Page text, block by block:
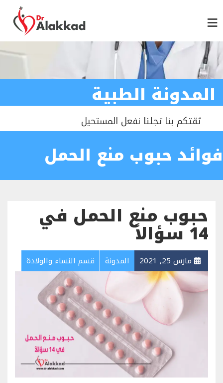
المدونة الطبية
ثقتكم بنا تجلنا نفعل المستحيل
فوائد حبوب منع الحمل
حبوب منع الحمل في
14 سؤالاً
مارس 25, 2021 المدونة قسم النساء والولادة